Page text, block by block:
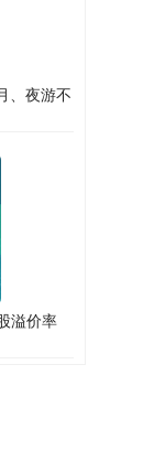
、夜游不
溢价率